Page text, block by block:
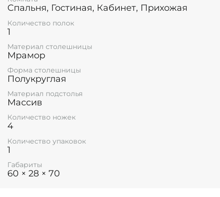
Спальня, Гостиная, Кабинет, Прихожая
Количество полок
1
Материал столешницы
Мрамор
Форма столешницы
Полукруглая
Материал подстолья
Массив
Количество ножек
4
Количество упаковок
1
Габариты
60 × 28 × 70